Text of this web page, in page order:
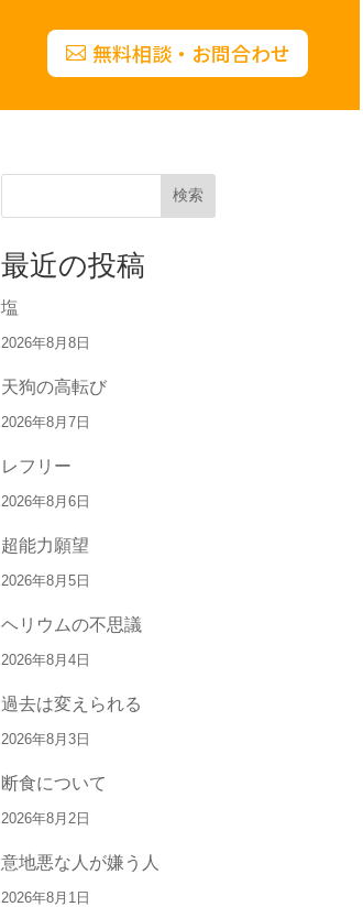
無料相談・お問合わせ
検索
最近の投稿
塩
2026年8月8日
天狗の高転び
2026年8月7日
レフリー
2026年8月6日
超能力願望
2026年8月5日
ヘリウムの不思議
2026年8月4日
過去は変えられる
2026年8月3日
断食について
2026年8月2日
意地悪な人が嫌う人
2026年8月1日